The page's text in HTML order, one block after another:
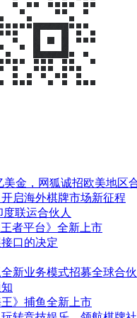
金，网狐诚招欧美地区
启海外棋牌市场新征程
联运合伙人
者平台》全新上市
口的决定
新业务模式招募全球合伙
》捕鱼全新上市